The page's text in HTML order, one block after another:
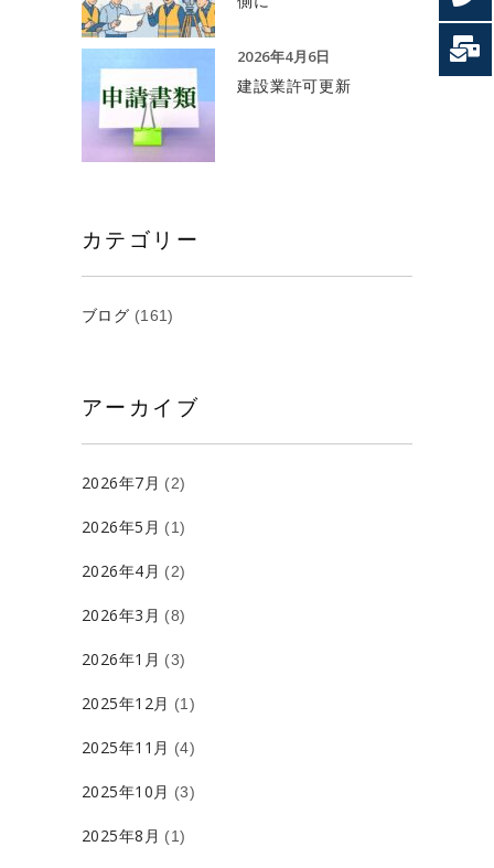
2026年4月6日
建設業許可更新
カテゴリー
ブログ (161)
アーカイブ
2026年7月 (2)
2026年5月 (1)
2026年4月 (2)
2026年3月 (8)
2026年1月 (3)
2025年12月 (1)
2025年11月 (4)
2025年10月 (3)
2025年8月 (1)